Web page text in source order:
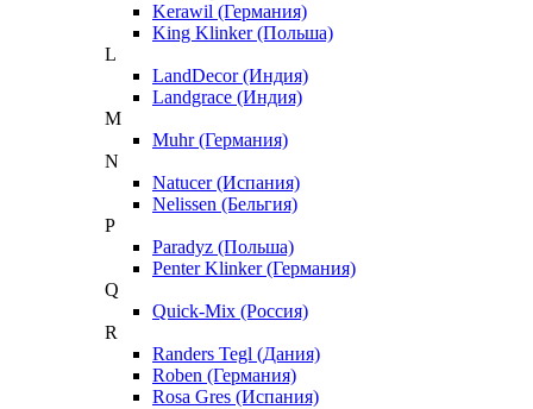
Kerawil (Германия)
King Klinker (Польша)
L
LandDecor (Индия)
Landgrace (Индия)
M
Muhr (Германия)
N
Natucer (Испания)
Nelissen (Бельгия)
P
Paradyz (Польша)
Penter Klinker (Германия)
Q
Quick-Mix (Россия)
R
Randers Tegl (Дания)
Roben (Германия)
Rosa Gres (Испания)